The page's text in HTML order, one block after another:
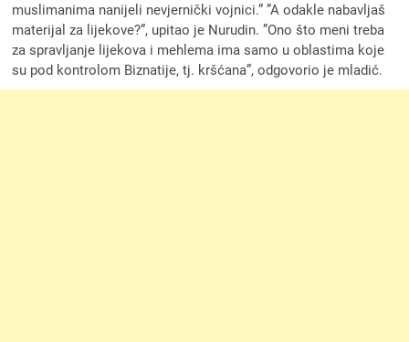
muslimanima nanijeli nevjernički vojnici.” ”A odakle nabavljaš
materijal za lijekove?”, upitao je Nurudin. ”Ono što meni treba
za spravljanje lijekova i mehlema ima samo u oblastima koje
su pod kontrolom Biznatije, tj. kršćana”, odgovorio je mladić.